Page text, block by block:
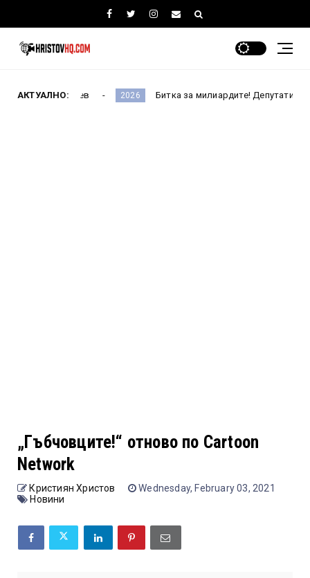
АКТУАЛНО:2026 Битка за милиардите! Депутатите приеха
„Гъбчовците!“ отново по Cartoon
Network
Кристиян Христов
Wednesday, February 03, 2021
Новини